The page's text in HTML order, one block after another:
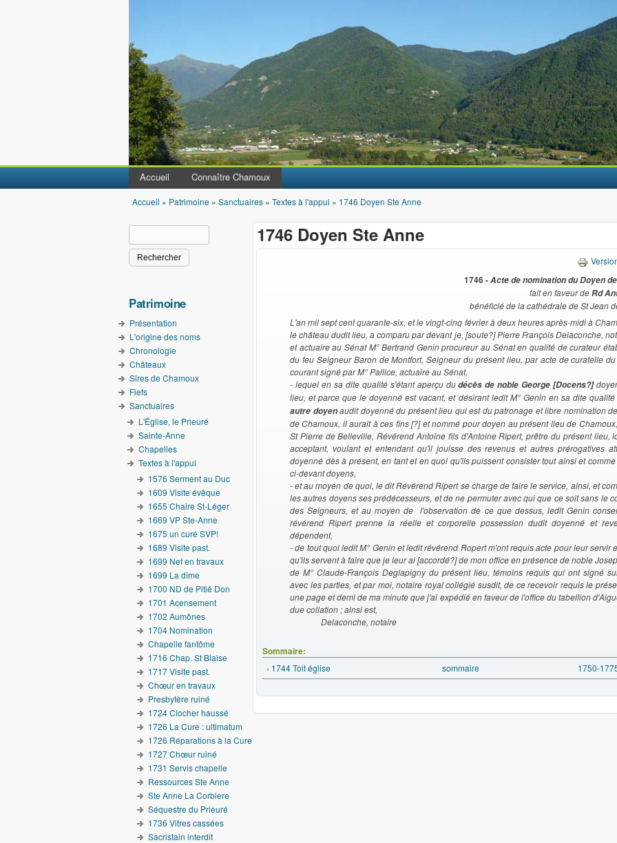
Accueil Connaître Chamoux
Vous êtes ici
Accueil » Patrimoine » Sanctuaires » Textes à l'appui » 1746 Doyen Ste Anne
1746 Doyen Ste Anne
1746 -Acte de nomination du Doyen
fait en faveur deRd
bénéficié de la cathédrale de St Jean
L'an mil sept cent quarante-six, et le vingt-cinq février à deux heures après-midi à
le château dudit lieu, a comparu par devant je, [soute?] Pierre François Delaconche,
et actuaire au Sénat M° Bertrand Genin procureur au Sénat en qualité de curateur
du feu Seigneur Baron de Montfort, Seigneur du présent lieu, par acte de curatelle
courant signé par M° Pallice, actuaire au Sénat,
- lequel en sa dite qualité s'étant aperçu dudécès de noble George [Docens?]
lieu, et parce que le doyenné est vacant, et désirant ledit M° Genin en sa dite qualité
autre doyenaudit doyenné du présent lieu qui est du patronage et libre nomination
de Chamoux, il aurait à ces fins [?] et nommé pour doyen au présent lieu de
St Pierre de Belleville, Révérend Antoine fils d'Antoine Ripert, prêtre du présent lieu,
acceptant, voulant et entendant qu'il jouisse des revenus et autres prérogatives
doyenné dès à présent, en tant et en quoi qu'ils puissent consister tout ainsi et
ci-devant doyens,
- et au moyen de quoi, le dit Révérend Ripert se charge de faire le service, ainsi, et
les autres doyens ses prédécesseurs, et de ne permuter avec qui que ce soit sans le
des Seigneurs, et au moyen de l'observation de ce que dessus, ledit Genin
révérend Ripert prenne la réelle et corporelle possession dudit doyenné et
dépendent,
- de tout quoi ledit M° Genin et ledit révérend Ropert m'ont requis acte pour leur servir
qu'ils servent à faire que je leur ai [accordé?] de mon office en présence de noble
de M° Claude-François Deglapigny du présent lieu, témoins requis qui ont signé
avec les parties, et par moi, notaire royal collégié susdit, de ce recevoir requis le
une page et demi de ma minute que j'ai expédié en faveur de l'office du tabellion
due collation ; ainsi est,
Delaconche, notaire
Sommaire:
‹ 1744 Toit église sommaire 1750-
Formulaire de recherche
Patrimoine
Présentation
L'origine des noms
Chronologie
Châteaux
Sires de Chamoux
Fiefs
Sanctuaires
L'Église, le Prieuré
Sainte-Anne
Chapelles
Textes à l'appui
1576 Serment au Duc
1609 Visite évêque
1655 Chaire St-Léger
1669 VP Ste-Anne
1675 un curé SVP!
1689 Visite past.
1699 Nef en travaux
1699 La dîme
1700 ND de Pitié Don
1701 Acensement
1702 Aumônes
1704 Nomination
Chapelle fantôme
1716 Chap. St Blaise
1717 Visite past.
Chœur en travaux
Presbytère ruiné
1724 Clocher haussé
1726 La Cure : ultimatum
1726 Réparations à la Cure
1727 Chœur ruiné
1731 Servis chapelle
Ressources Ste Anne
Ste Anne La Corbiere
Séquestre du Prieuré
1736 Vitres cassées
Sacristain interdit